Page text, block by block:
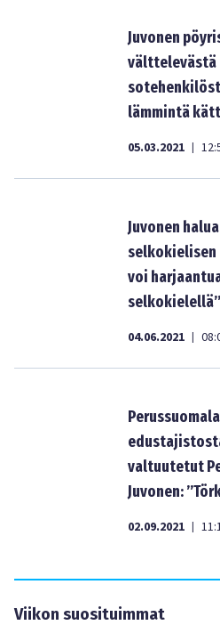
Juvonen
lämmintä
05.03.2021 |
Juvonen
selkokielisen
voi
selkokielellä”
04.06.2021 |
valtuutetut
Juvonen:
02.09.2021 |
Viikon suosituimmat